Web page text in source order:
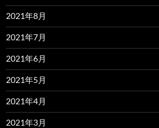
2021年8月
2021年7月
2021年6月
2021年5月
2021年4月
2021年3月